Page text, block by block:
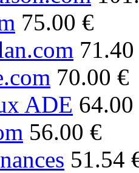
75.00 €
70.00 €
ADE 64.00
56.00 €
51.54